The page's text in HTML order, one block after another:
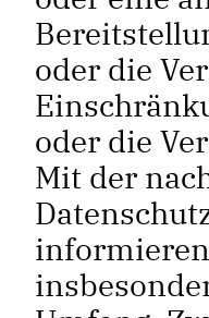
oder die
oder die
Mit der